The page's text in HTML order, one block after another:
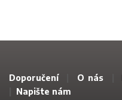
Doporučení| O nás
Napište nám